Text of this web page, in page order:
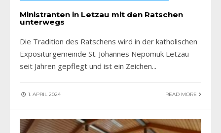
Ministranten in Letzau mit den Ratschen
unterwegs
Die Tradition des Ratschens wird in der katholischen
Expositurgemeinde St. Johannes Nepomuk Letzau
seit Jahren gepflegt und ist ein Zeichen...
1. APRIL 2024 READ MORE